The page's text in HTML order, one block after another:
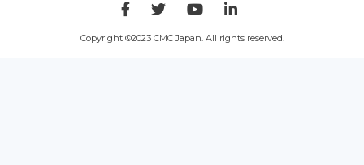
Copyright ©2023 CMC Japan. All rights reserved.